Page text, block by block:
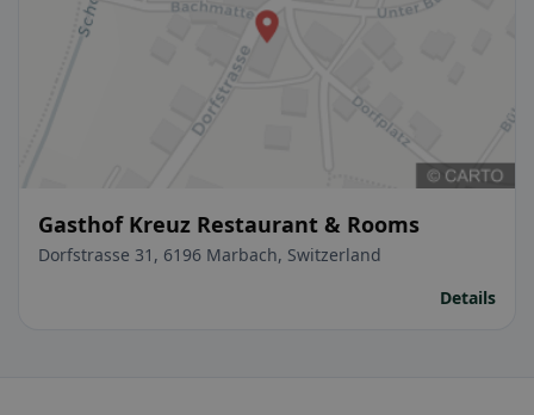
Gasthof Kreuz Restaurant & Rooms
Dorfstrasse 31, 6196 Marbach, Switzerland
Details